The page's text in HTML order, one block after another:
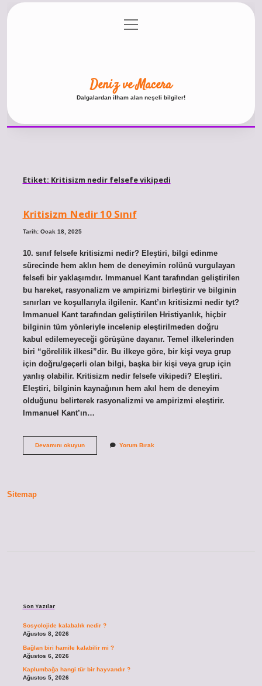
Gizlilik Politikası
menüyü
aç
Deniz ve Macera
Dalgalardan ilham alan neşeli bilgiler!
Etiket: Kritisizm nedir felsefe vikipedi
Kritisizm Nedir 10 Sınıf
Tarih: Ocak 18, 2025
10. sınıf felsefe kritisizmi nedir? Eleştiri, bilgi edinme
sürecinde hem aklın hem de deneyimin rolünü vurgulayan
felsefi bir yaklaşımdır. Immanuel Kant tarafından geliştirilen
bu hareket, rasyonalizm ve ampirizmi birleştirir ve bilginin
sınırları ve koşullarıyla ilgilenir. Kant’ın kritisizmi nedir tyt?
Immanuel Kant tarafından geliştirilen Hristiyanlık, hiçbir
bilginin tüm yönleriyle incelenip eleştirilmeden doğru
kabul edilemeyeceği görüşüne dayanır. Temel ilkelerinden
biri “görelilik ilkesi”dir. Bu ilkeye göre, bir kişi veya grup
için doğru/geçerli olan bilgi, başka bir kişi veya grup için
yanlış olabilir. Kritisizm nedir felsefe vikipedi? Eleştiri.
Eleştiri, bilginin kaynağının hem akıl hem de deneyim
olduğunu belirterek rasyonalizmi ve ampirizmi eleştirir.
Immanuel Kant’ın…
Devamını okuyunKritisizm
Yorum Bırak
Sitemap
Son Yazılar
Sosyolojide kalabalık nedir ?
Ağustos 8, 2026
Bağlan biri hamile kalabilir mi ?
Ağustos 6, 2026
Kaplumbağa hangi tür bir hayvandır ?
Ağustos 5, 2026